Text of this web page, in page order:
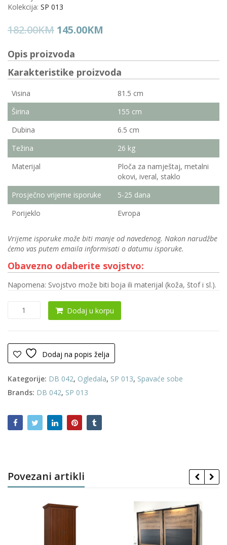
Kolekcija: SP 013
182.00KM Original
was:
182.00KM.
145.00KM
is:
145.00KM.
Opis proizvoda
Karakteristike proizvoda
Visina
81.5 cm
Širina
155 cm
Dubina
6.5 cm
Težina
26 kg
Materijal
Ploča za namještaj, metalni
okovi, iveral, staklo
Prosječno vrijeme isporuke
5-25 dana
Porijeklo
Evropa
Vrijeme isporuke može biti manje od navedenog. Nakon narudžbe
ćemo vas putem emaila informisati o datumu isporuke.
Obavezno odaberite svojstvo:
Napomena: Svojstvo može biti boja ili materijal (koža, štof i sl.).
Ogledalo
Dodaj u korpu
Dodaj na popis želja
Kategorije: DB 042, Ogledala, SP 013, Spavaće sobe
Brands: DB 042, SP 013
Povezani artikli